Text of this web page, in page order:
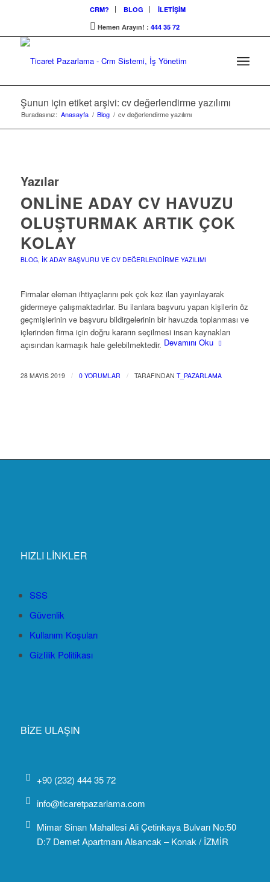
CRM? BLOG
İLETİŞİM
Hemen Arayın! :444 35 72
Şunun için etiket arşivi: cv değerlendirme yazılımı
Buradasınız: Anasayfa / Blog / cv değerlendirme yazılımı
Yazılar
ONLINE ADAY CV HAVUZU
OLUŞTURMAK ARTIK ÇOK
KOLAY
BLOG, İK ADAY BAŞVURU VE CV DEĞERLENDIRME YAZILIMI
Firmalar eleman ihtiyaçlarını pek çok kez ilan yayınlayarak
gidermeye çalışmaktadırlar. Bu ilanlara başvuru yapan kişilerin öz
geçmişlerinin ve başvuru bildirgelerinin bir havuzda toplanması ve
içlerinden firma için doğru kararın seçilmesi insan kaynakları
açısından karmaşık hale gelebilmektedir. Devamını Oku
28 MAYIS 2019 / 0 YORUMLAR / TARAFINDAN T_PAZARLAMA
HIZLI LİNKLER
SSS
Güvenlik
Kullanım Koşuları
Gizlilik Politikası
BİZE ULAŞIN
+90 (232) 444 35 72
info@ticaretpazarlama.com
Mimar Sinan Mahallesi Ali Çetinkaya Bulvarı No:50
D:7 Demet Apartmanı Alsancak – Konak / İZMİR